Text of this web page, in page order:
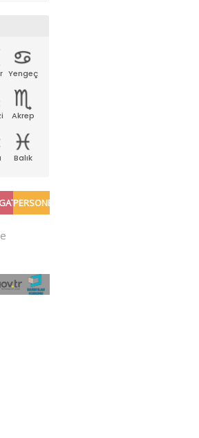
Yengeç
Akrep
Balık